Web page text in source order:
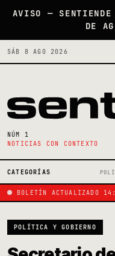
AVISO — SENTIENDE
DE
SÁB 8 AGO 2026
NÚM 1
NOTICIAS CON CONTEXTO
CATEGORÍAS
BOLETÍN ACTUALIZADO
POLÍTICA Y GOBIERNO